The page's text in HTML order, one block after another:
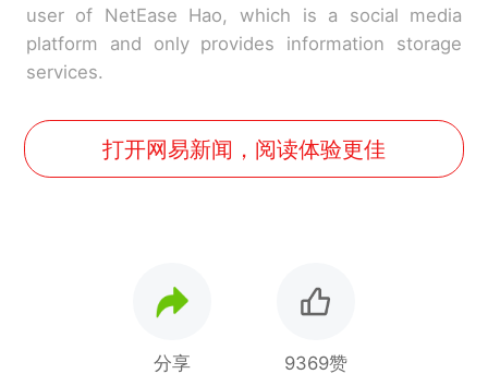
user of NetEase Hao, which is a social media
platform and only provides information storage
services.
打开网易新闻，阅读体验更佳
分享 9369赞